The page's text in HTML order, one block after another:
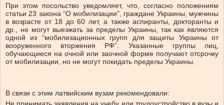
При этом посольство уведомляет, что, согласно положениям
статьи 23 закона “О мобилизации”, граждане Украины, мужчины
в возрасте от 18 до 60 лет, а также аспиранты, докторанты и
др., не могут выезжать за пределы Украины, так как являются
одной из “мобилизационных групп для защиты Украины от
вооруженного вторжения РФ”. Указанные группы лиц,
обучающиеся на очной или заочной форме получают отсрочку
от мобилизации, но не могут покидать пределы Украины.
В связи с этим латвийским вузам рекомендовали: